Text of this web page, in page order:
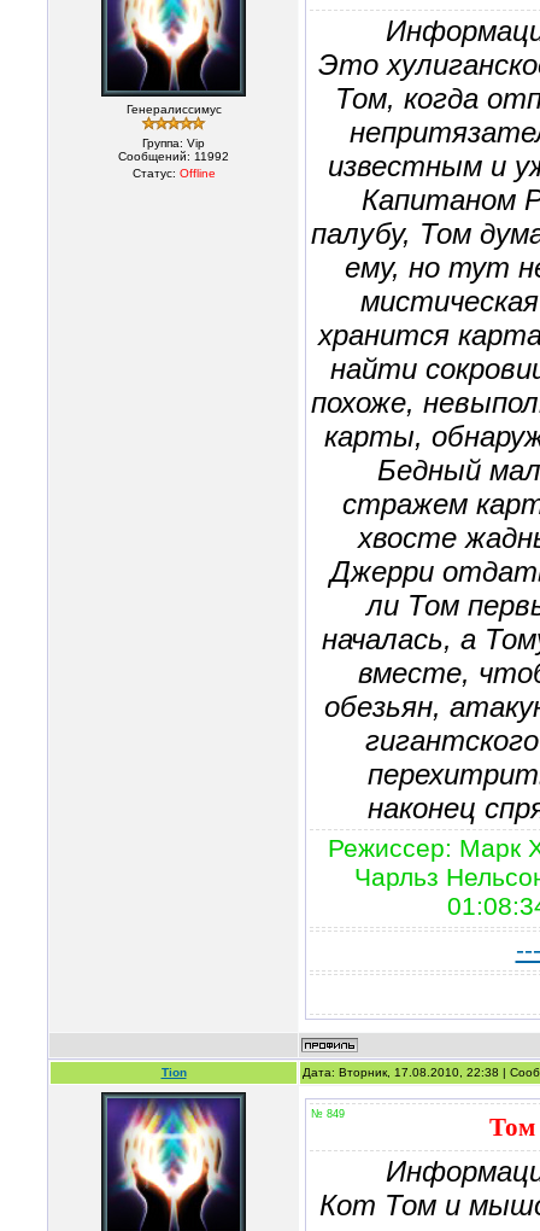
Генералиссимус
Группа: Vip
Сообщений: 11992
Статус: Offline
Это
Том, когда
известным и
Капитаном
палубу, Том
ему, но тут
хранится
найти
похоже,
карты,
Бедный
стражем
хвосте
Джерри
ли Том
началась, а
вместе,
обезьян,
наконец
Режиссер: Марк
Чарльз
Tion Дата: Вторник, 17.08.2010, 22:38 |
№ 849 Том
Кот Том и